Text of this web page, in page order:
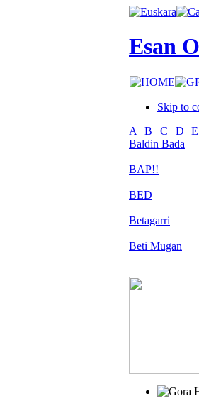
Esan
Skip to
A
B C D E
Baldin Bada
BAP!!
BED
Betagarri
Beti Mugan